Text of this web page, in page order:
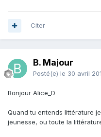
Citer
B. Majour
Posté(e) le 30 avril
Bonjour Alice_D
Quand tu entends littérature
jeunesse, ou toute la